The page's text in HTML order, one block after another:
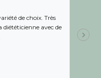
de choix. Très
avec de
de l
aidé